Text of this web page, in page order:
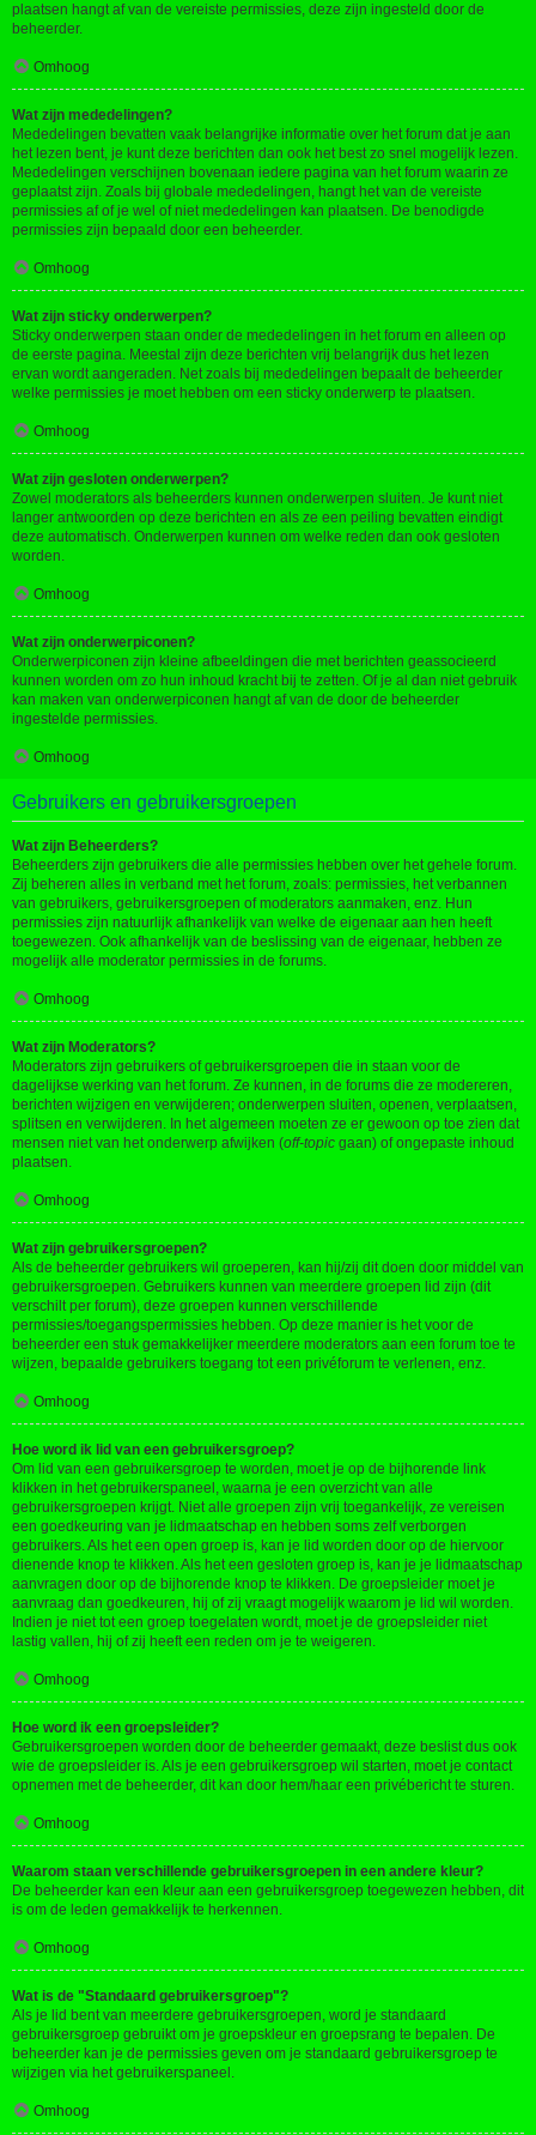
plaatsen hangt af van de vereiste permissies, deze zijn ingesteld door de
beheerder.
Omhoog
Wat zijn mededelingen?
Mededelingen bevatten vaak belangrijke informatie over het forum dat je aan
het lezen bent, je kunt deze berichten dan ook het best zo snel mogelijk lezen.
Mededelingen verschijnen bovenaan iedere pagina van het forum waarin ze
geplaatst zijn. Zoals bij globale mededelingen, hangt het van de vereiste
permissies af of je wel of niet mededelingen kan plaatsen. De benodigde
permissies zijn bepaald door een beheerder.
Omhoog
Wat zijn sticky onderwerpen?
Sticky onderwerpen staan onder de mededelingen in het forum en alleen op
de eerste pagina. Meestal zijn deze berichten vrij belangrijk dus het lezen
ervan wordt aangeraden. Net zoals bij mededelingen bepaalt de beheerder
welke permissies je moet hebben om een sticky onderwerp te plaatsen.
Omhoog
Wat zijn gesloten onderwerpen?
Zowel moderators als beheerders kunnen onderwerpen sluiten. Je kunt niet
langer antwoorden op deze berichten en als ze een peiling bevatten eindigt
deze automatisch. Onderwerpen kunnen om welke reden dan ook gesloten
worden.
Omhoog
Wat zijn onderwerpiconen?
Onderwerpiconen zijn kleine afbeeldingen die met berichten geassocieerd
kunnen worden om zo hun inhoud kracht bij te zetten. Of je al dan niet gebruik
kan maken van onderwerpiconen hangt af van de door de beheerder
ingestelde permissies.
Omhoog
Gebruikers en gebruikersgroepen
Wat zijn Beheerders?
Beheerders zijn gebruikers die alle permissies hebben over het gehele forum.
Zij beheren alles in verband met het forum, zoals: permissies, het verbannen
van gebruikers, gebruikersgroepen of moderators aanmaken, enz. Hun
permissies zijn natuurlijk afhankelijk van welke de eigenaar aan hen heeft
toegewezen. Ook afhankelijk van de beslissing van de eigenaar, hebben ze
mogelijk alle moderator permissies in de forums.
Omhoog
Wat zijn Moderators?
Moderators zijn gebruikers of gebruikersgroepen die in staan voor de
dagelijkse werking van het forum. Ze kunnen, in de forums die ze modereren,
berichten wijzigen en verwijderen; onderwerpen sluiten, openen, verplaatsen,
splitsen en verwijderen. In het algemeen moeten ze er gewoon op toe zien dat
mensen niet van het onderwerp afwijken (off-topic gaan) of ongepaste inhoud
plaatsen.
Omhoog
Wat zijn gebruikersgroepen?
Als de beheerder gebruikers wil groeperen, kan hij/zij dit doen door middel van
gebruikersgroepen. Gebruikers kunnen van meerdere groepen lid zijn (dit
verschilt per forum), deze groepen kunnen verschillende
permissies/toegangspermissies hebben. Op deze manier is het voor de
beheerder een stuk gemakkelijker meerdere moderators aan een forum toe te
wijzen, bepaalde gebruikers toegang tot een privéforum te verlenen, enz.
Omhoog
Hoe word ik lid van een gebruikersgroep?
Om lid van een gebruikersgroep te worden, moet je op de bijhorende link
klikken in het gebruikerspaneel, waarna je een overzicht van alle
gebruikersgroepen krijgt. Niet alle groepen zijn vrij toegankelijk, ze vereisen
een goedkeuring van je lidmaatschap en hebben soms zelf verborgen
gebruikers. Als het een open groep is, kan je lid worden door op de hiervoor
dienende knop te klikken. Als het een gesloten groep is, kan je je lidmaatschap
aanvragen door op de bijhorende knop te klikken. De groepsleider moet je
aanvraag dan goedkeuren, hij of zij vraagt mogelijk waarom je lid wil worden.
Indien je niet tot een groep toegelaten wordt, moet je de groepsleider niet
lastig vallen, hij of zij heeft een reden om je te weigeren.
Omhoog
Hoe word ik een groepsleider?
Gebruikersgroepen worden door de beheerder gemaakt, deze beslist dus ook
wie de groepsleider is. Als je een gebruikersgroep wil starten, moet je contact
opnemen met de beheerder, dit kan door hem/haar een privébericht te sturen.
Omhoog
Waarom staan verschillende gebruikersgroepen in een andere kleur?
De beheerder kan een kleur aan een gebruikersgroep toegewezen hebben, dit
is om de leden gemakkelijk te herkennen.
Omhoog
Wat is de "Standaard gebruikersgroep"?
Als je lid bent van meerdere gebruikersgroepen, word je standaard
gebruikersgroep gebruikt om je groepskleur en groepsrang te bepalen. De
beheerder kan je de permissies geven om je standaard gebruikersgroep te
wijzigen via het gebruikerspaneel.
Omhoog